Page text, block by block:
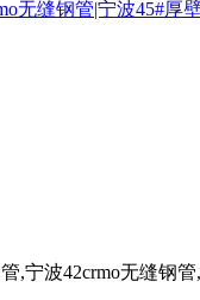
,宁波42crmo无缝钢